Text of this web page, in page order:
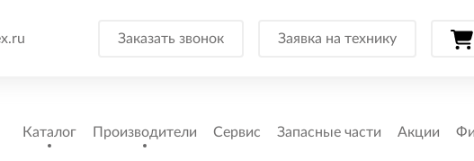
Заказать звонок Заявка на технику
Каталог Производители Сервис Запасные части Акции